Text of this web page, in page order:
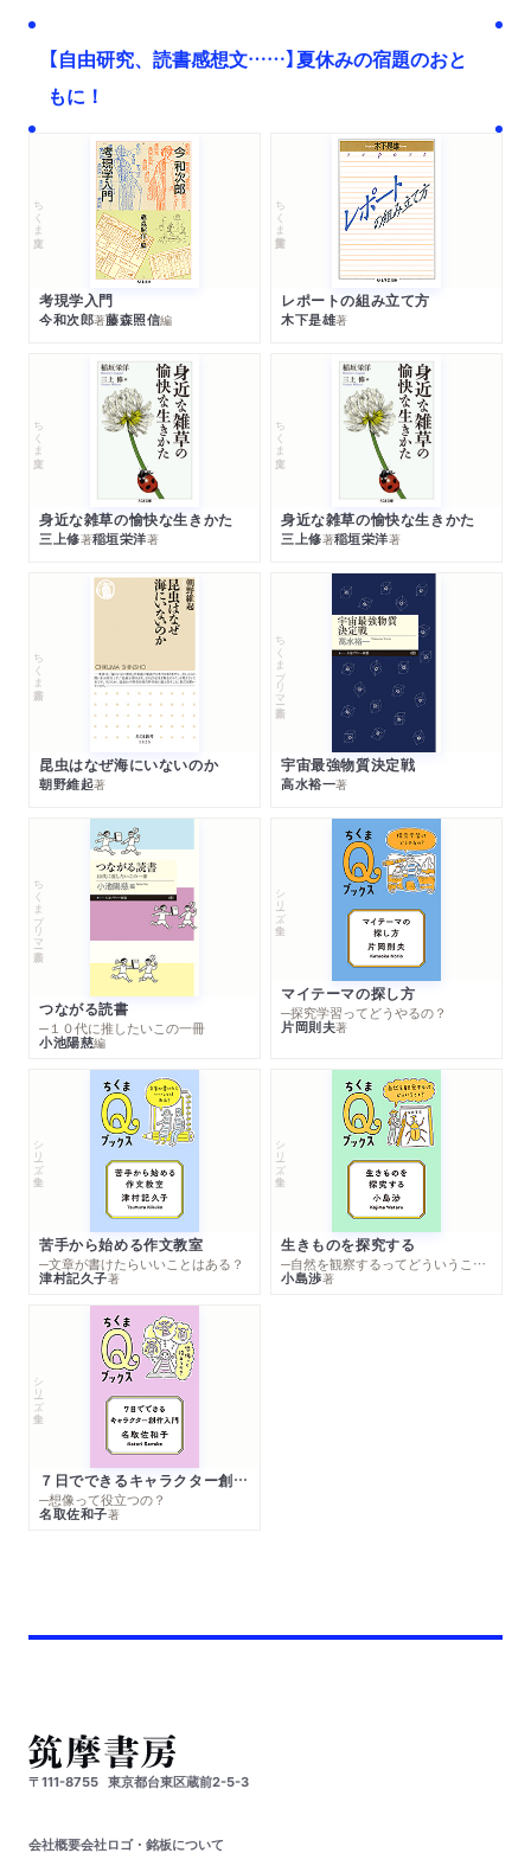
【自由研究、読書感想文……】夏休みの宿題のおと
もに！
ちくま文庫
考現学入門
今和次郎著藤森照信編
ちくま学芸文庫
レポートの組み立て方
木下是雄著
ちくま文庫
身近な雑草の愉快な生きかた
三上修著稲垣栄洋著
ちくま文庫
身近な雑草の愉快な生きかた
三上修著稲垣栄洋著
ちくま新書
昆虫はなぜ海にいないのか
朝野維起著
ちくまプリマー新書
宇宙最強物質決定戦
高水裕一著
ちくまプリマー新書
つながる読書
─１０代に推したいこの一冊
小池陽慈編
シリーズ・全集
マイテーマの探し方
─探究学習ってどうやるの？
片岡則夫著
シリーズ・全集
苦手から始める作文教室
─文章が書けたらいいことはある？
津村記久子著
シリーズ・全集
生きものを探究する
─自然を観察するってどういうこと？
小島渉著
シリーズ・全集
７日でできるキャラクター創作入門
─想像って役立つの？
名取佐和子著
〒111-8755 東京都台東区蔵前2-5-3
会社概要会社ロゴ・銘板について